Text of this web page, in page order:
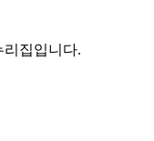
리집입니다.